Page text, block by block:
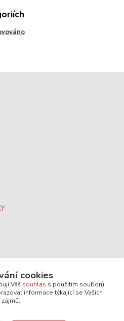
cookies
Váš souhlas s použitím souborů
informace týkající se Vašich
zájmů.